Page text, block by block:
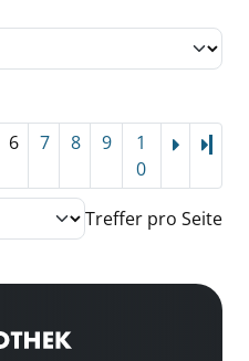
6 7 8 9
1
0
Treffer pro Seite